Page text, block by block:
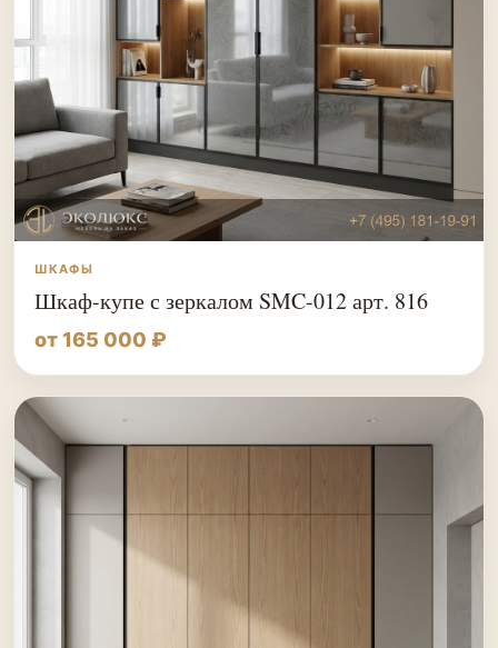
ШКАФЫ
Шкаф-купе с зеркалом SMC-012 арт. 816
от 165 000 ₽